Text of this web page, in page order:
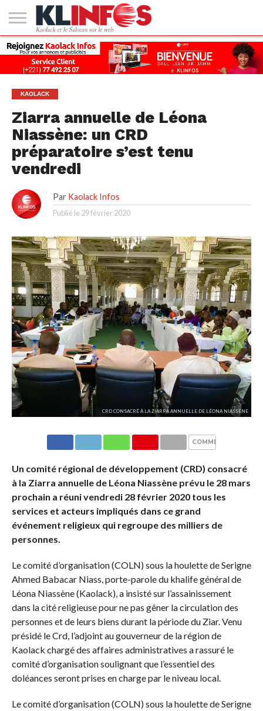
#2
(PAS
DE
TITRE)
KAOLACK
POLITIQUE
ECONOMIE
SOCIÉTÉ
CULTURE
PEOPLE
SPORT
SANTÉ
AFRIQUE
INTERNATIONAL
EMPLOI &
FORMATION
KAOLACK
Ziarra annuelle de Léona
Niassène: un CRD
préparatoire s’est tenu
vendredi
Par Kaolack Infos
Publié le 29 février 2020
CRD CONSACRÉ À LA ZIARRA ANNUELLE DE LÉONA NIASSÈNE
COMMENTAIRES
Un comité régional de développement (CRD) consacré
à la Ziarra annuelle de Léona Niassène prévu le 28 mars
prochain a réuni vendredi 28 février 2020 tous les
services et acteurs impliqués dans ce grand
événement religieux qui regroupe des milliers de
personnes.
Le comité d’organisation (COLN) sous la houlette de Serigne
Ahmed Babacar Niass, porte-parole du khalife général de
Léona Niassène (Kaolack), a insisté sur l’assainissement
dans la cité religieuse pour ne pas gêner la circulation des
personnes et de leurs biens durant la période du Ziar. Venu
présidé le Crd, l’adjoint au gouverneur de la région de
Kaolack chargé des affaires administratives a rassuré le
comité d’organisation soulignant que l’essentiel des
doléances seront prises en charge par le niveau local.
Le comité d’organisation (COLN) sous la houlette de Serigne